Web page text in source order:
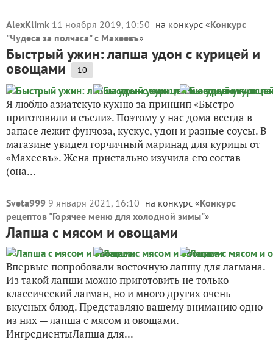
AlexKlimk 11 ноября 2019, 10:50 на конкурс «Конкурс
"Чудеса за полчаса" с Махеевъ»
Быстрый ужин: лапша удон с курицей и
овощами 10
Я люблю азиатскую кухню за принцип «Быстро
приготовили и съели». Поэтому у нас дома всегда в
запасе лежит фунчоза, кускус, удон и разные соусы. В
магазине увидел горчичный маринад для курицы от
«Махеевъ». Жена пристально изучила его состав
(она...
Sveta999 9 января 2021, 16:10 на конкурс «Конкурс
рецептов "Горячее меню для холодной зимы"»
Лапша с мясом и овощами
Впервые попробовали восточную лапшу для лагмана.
Из такой лапши можно приготовить не только
классический лагман, но и много других очень
вкусных блюд. Представляю вашему вниманию одно
из них — лапша с мясом и овощами.
ИнгредиентыЛапша для...